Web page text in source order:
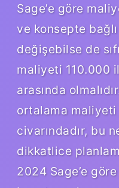
Sage’e göre
ve konsepte
değişebilse de
maliyeti 110.000
arasında
ortalama
civarındadır, bu
dikkatlice
2024 Sage’e